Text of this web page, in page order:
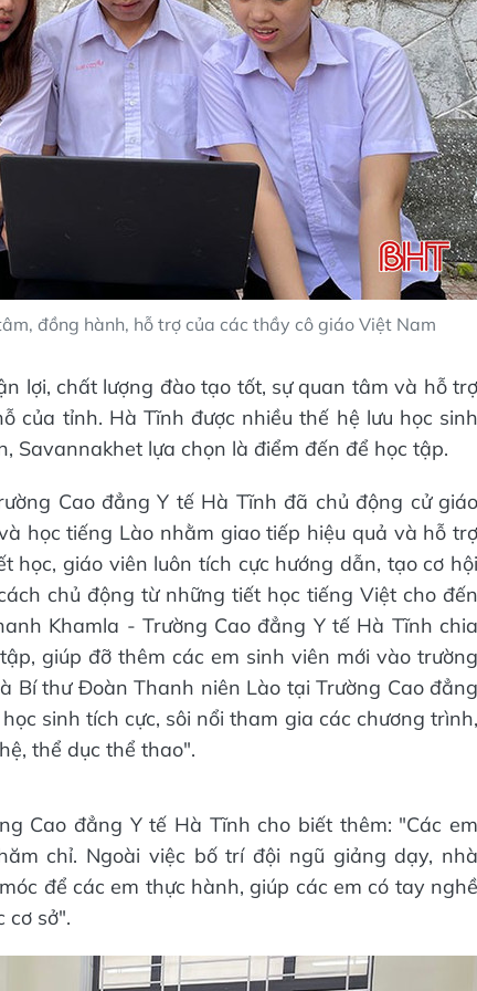
đồng hành, hỗ trợ của các thầy cô giáo Việt Nam
lợi, chất lượng đào tạo tốt, sự quan tâm và hỗ trợ
của tỉnh. Hà Tĩnh được nhiều thế hệ lưu học sinh
Savannakhet lựa chọn là điểm đến để học tập.
Cao đẳng Y tế Hà Tĩnh đã chủ động cử giáo
học tiếng Lào nhằm giao tiếp hiệu quả và hỗ trợ
học, giáo viên luôn tích cực hướng dẫn, tạo cơ hội
chủ động từ những tiết học tiếng Việt cho đến
Khamla - Trường Cao đẳng Y tế Hà Tĩnh chia
giúp đỡ thêm các em sinh viên mới vào trường
Bí thư Đoàn Thanh niên Lào tại Trường Cao đẳng
sinh tích cực, sôi nổi tham gia các chương trình,
thể dục thể thao".
Cao đẳng Y tế Hà Tĩnh cho biết thêm: "Các em
chỉ. Ngoài việc bố trí đội ngũ giảng dạy, nhà
để các em thực hành, giúp các em có tay nghề
cơ sở".